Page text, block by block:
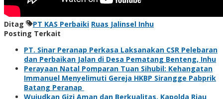
Ditag PT KAS Perbaiki Ruas Jalinsel Inhu
Posting Terkait
PT. Sinar Peranap Perkasa Laksanakan CSR Pelebaran
dan Perbaikan Jalan di Desa Pematang Benteng, Inhu
Perayaan Natal Pomparan Tuan Sihubil: Kehangatan
Immanuel Menyelimuti Gereja HKBP Sirangge Pabprik
Batang Peranap
Wujudkan Gizi Aman dan Berkualitas, Kapolda Riau